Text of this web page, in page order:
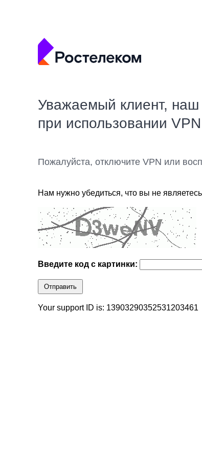
Уважаемый клиент, наш
при использовании
Пожалуйста, отключите VPN или
Нам нужно убедиться, что вы не
Введите код с картинки:
Отправить
Your support ID is: 13903290352531203461